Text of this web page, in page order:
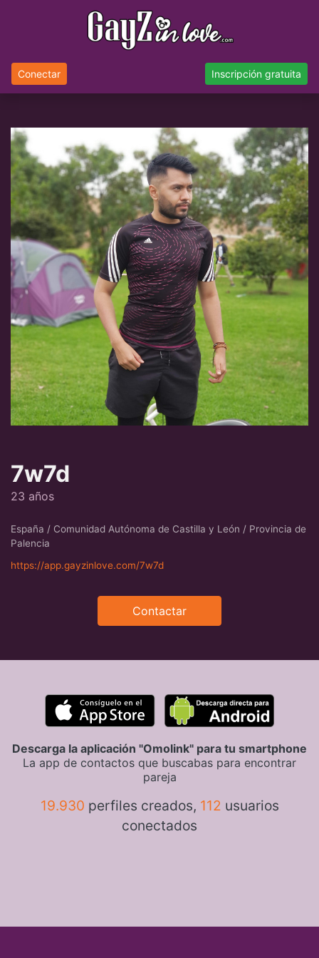
Conectar Inscripción gratuita
7w7d
23 años
España / Comunidad Autónoma de Castilla y León / Provincia de
Palencia
https://app.gayzinlove.com/7w7d
Contactar
Descarga la aplicación "Omolink" para tu smartphone
La app de contactos que buscabas para encontrar
pareja
19.930 perfiles creados, 112 usuarios
conectados